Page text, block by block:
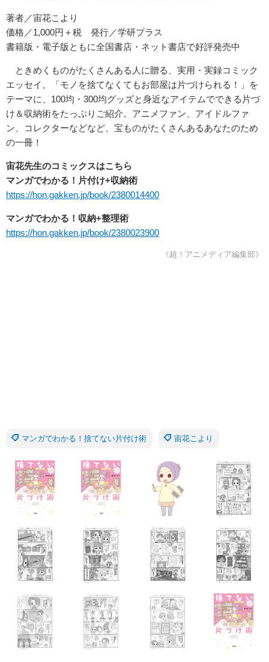
著者／宙花こより
価格／1,000円＋税 発行／学研プラス
書籍版・電子版ともに全国書店・ネット書店で好評発売中
ときめくものがたくさんある人に贈る、実用・実録コミック
エッセイ。「モノを捨てなくてもお部屋は片づけられる！」を
テーマに、100均・300均グッズと身近なアイテムでできる片づ
け＆収納術をたっぷりご紹介。アニメファン、アイドルファ
ン、コレクターなどなど、宝ものがたくさんあるあなたのため
の一冊！
宙花先生のコミックスはこちら
マンガでわかる！片付け+収納術
https://hon.gakken.jp/book/2380014400
マンガでわかる！収納+整理術
https://hon.gakken.jp/book/2380023900
《超！アニメディア編集部》
マンガでわかる！捨てない片付け術 宙花こより